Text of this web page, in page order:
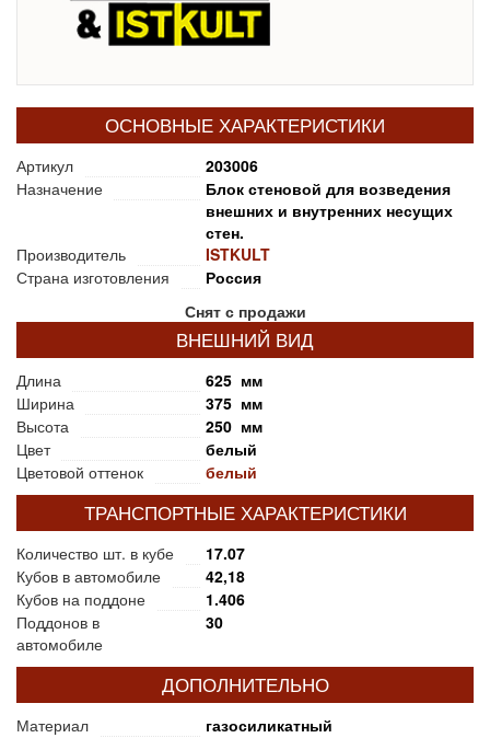
ОСНОВНЫЕ ХАРАКТЕРИСТИКИ
Артикул
203006
Назначение
Блок стеновой для возведения
внешних и внутренних несущих
стен.
Производитель
ISTKULT
Страна изготовления
Россия
Снят с продажи
ВНЕШНИЙ ВИД
Длина
625 мм
Ширина
375 мм
Высота
250 мм
Цвет
белый
Цветовой оттенок
белый
ТРАНСПОРТНЫЕ ХАРАКТЕРИСТИКИ
Количество шт. в кубе
17.07
Кубов в автомобиле
42,18
Кубов на поддоне
1.406
Поддонов в
автомобиле
30
ДОПОЛНИТЕЛЬНО
Материал газосиликатный